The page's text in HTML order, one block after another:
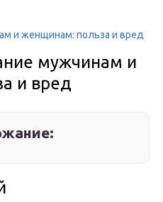
и женщинам: польза и вред
мужчинам и
и вред